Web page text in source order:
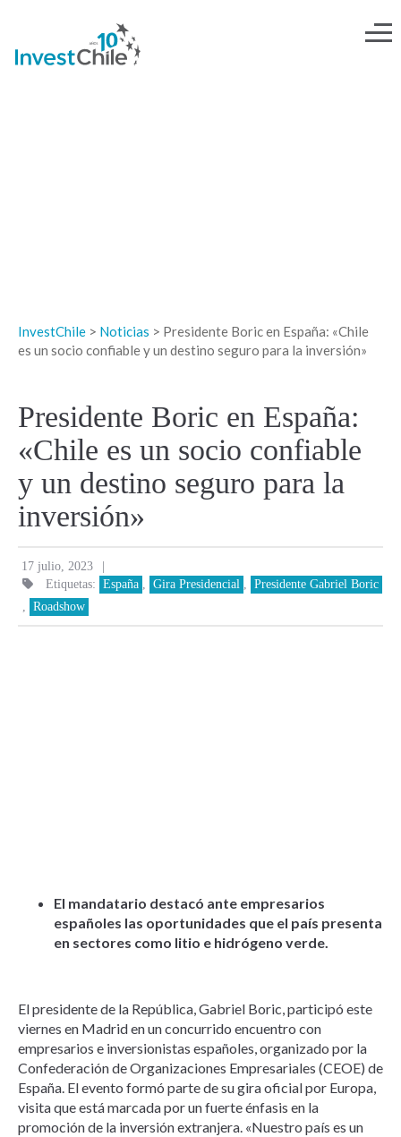
InvestChile > Noticias > Presidente Boric en España: «Chile
es un socio confiable y un destino seguro para la inversión»
Presidente Boric en España:
«Chile es un socio confiable
y un destino seguro para la
inversión»
17 julio, 2023 |
Etiquetas: España Gira Presidencial
Presidente Gabriel Boric
Roadshow
El mandatario destacó ante empresarios
españoles las oportunidades que el país presenta
en sectores como litio e hidrógeno verde.
El presidente de la República, Gabriel Boric, participó este
viernes en Madrid en un concurrido encuentro con
empresarios e inversionistas españoles, organizado por la
Confederación de Organizaciones Empresariales (CEOE) de
España. El evento formó parte de su gira oficial por Europa,
visita que está marcada por un fuerte énfasis en la
promoción de la inversión extranjera. «Nuestro país es un